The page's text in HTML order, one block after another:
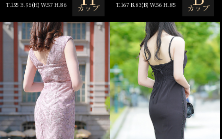
T.155 B.96(H) W.57 H.86 カップ T.167 B.83(B) W.56 H.85 カップ